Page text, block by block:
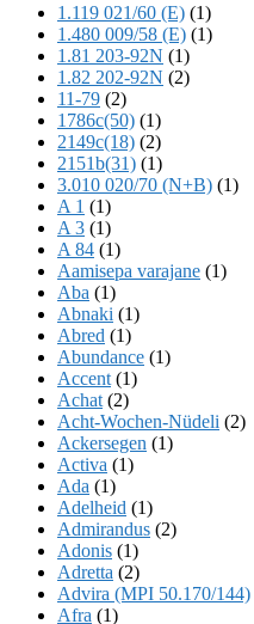
1.119 021/60 (E) (1)
1.480 009/58 (E) (1)
1.81 203-92N (1)
1.82 202-92N (2)
11-79 (2)
1786c(50) (1)
2149c(18) (2)
2151b(31) (1)
3.010 020/70 (N+B) (1)
A 1 (1)
A 3 (1)
A 84 (1)
Aamisepa varajane (1)
Aba (1)
Abnaki (1)
Abred (1)
Abundance (1)
Accent (1)
Achat (2)
Acht-Wochen-Nüdeli (2)
Ackersegen (1)
Activa (1)
Ada (1)
Adelheid (1)
Admirandus (2)
Adonis (1)
Adretta (2)
Advira (MPI 50.170/144)
Afra (1)